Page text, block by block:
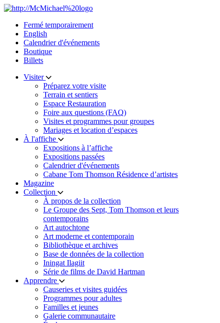
Skip
contentFermé temporairement
English
Calendrier d'événements
Boutique
Billets
Visiter
Préparez votre visite
Terrain et sentiers
Espace Restauration
Foire aux questions (FAQ)
Visites et programmes pour groupes
Mariages et location d’espaces
À l'affiche
Expositions à l’affiche
Expositions passées
Calendrier d'événements
Cabane Tom Thomson Résidence d’artistes
Magazine
Collection
À propos de la collection
Le Groupe des Sept, Tom Thomson et leurs
contemporains
Art autochtone
Art moderne et contemporain
Bibliothèque et archives
Base de données de la collection
Iningat Ilagiit
Série de films de David Hartman
Apprendre
Causeries et visites guidées
Programmes pour adultes
Familles et jeunes
Galerie communautaire